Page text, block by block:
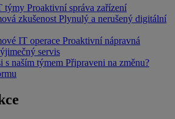
týmy Proaktivní správa zařízení
zkušenost Plynulý a nerušený digitální
IT operace Proaktivní nápravná
servis
s naším týmem Připraveni na změnu?